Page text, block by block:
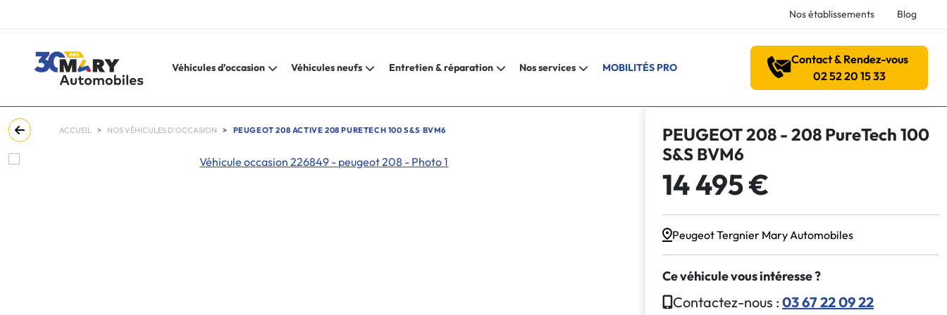
Nos établissements Blog
Véhicules d’occasion Véhicules neufs Entretien & réparation Nos services MOBILITÉS PRO
Contact & Rendez-vous
02 52 20 15 33
ACCUEIL NOS VÉHICULES D'OCCASION PEUGEOT 208 ACTIVE 208 PURETECH 100 S&S BVM6
PEUGEOT 208 - 208 PureTech 100
S&S BVM6
14 495 €
Peugeot Tergnier Mary Automobiles
Ce véhicule vous intéresse ?
Contactez-nous : 03 67 22 09 22